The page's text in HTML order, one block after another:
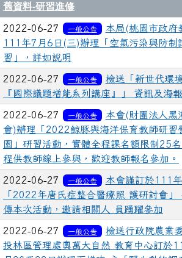
舊資料-研習進修
2022-06-27 一般公告
本局(桃園市政府
111年7月6日(三)辦理「空氣污染與防制
習」，詳如說明
2022-06-27 一般公告
檢送「新世代環
『國際議題增能系列講座』」 資訊及海
2022-06-27 一般公告
本會(財團法人黑
會)辦理「2022鯨豚與海洋保育教師研
園」研習活動，實體全程課名額限制25
程供教師線上參與，歡迎教師報名參加。
2022-06-27 一般公告
本會謹訂於111
「2022年唐氏症整合醫療照 護研討會」
傳本次活動，邀請相關人 員踴躍參加
2022-06-27 一般公告
檢送行政院農業
投林區管理處奧萬大自然 教育中心訂於